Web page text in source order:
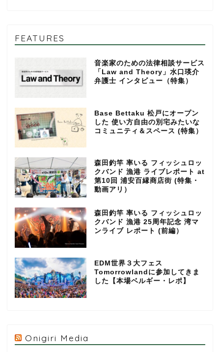
FEATURES
音楽家のための法律相談サービス
「Law and Theory」水口瑛介
弁護士 インタビュー（特集）
Base Bettaku 松戸にオープン
した 使い方自由の別宅みたいな
コミュニティ＆スペース (特集）
森田釣竿 率いる フィッシュロッ
クバンド 漁港 ライブレポート at
第10回 浦安百縁商店街 (特集・
動画アリ）
森田釣竿 率いる フィッシュロッ
クバンド 漁港 25周年記念 湾マ
ンライブ レポート (前編）
EDM世界３大フェス
Tomorrowlandに参加してきま
した【本場ベルギー・レポ】
Onigiri Media